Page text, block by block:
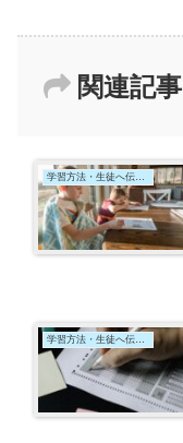
関連記事
学習方法・生徒へ伝えたいこと
学習方法・生徒へ伝えたいこと